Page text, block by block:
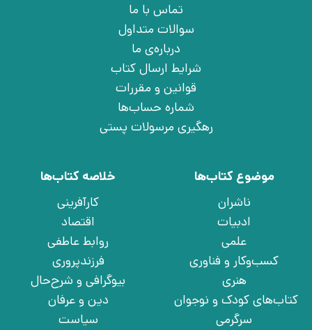
تماس با ما
سوالات متداول
درباره‌ی ما
شرایط ارسال کتاب
قوانین و مقررات
شماره حساب‌ها
رهگیری مرسولات پستی
موضوع کتاب‌ها
ناشران
ادبیات
علمی
کسب‌وکار و فناوری
هنری
کتاب‌های کودک و نوجوان
سرگرمی
خلاصه کتاب‌ها
کارآفرینی
اقتصاد
روابط عاطفی
فرزندپروری
بیوگرافی و شرح‌حال
دین و عرفان
سیاست